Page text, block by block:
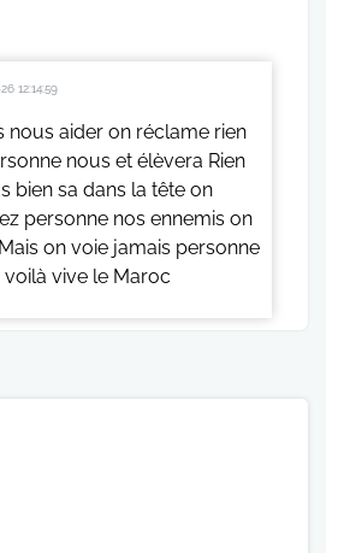
12:14:59
nous aider on réclame rien
nous et élèvera Rien
bien sa dans la tête on
personne nos ennemis on
on voie jamais personne
vive le Maroc